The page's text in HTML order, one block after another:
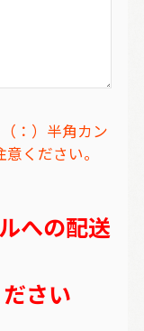
：）半角カン
ください。
への配送
さい